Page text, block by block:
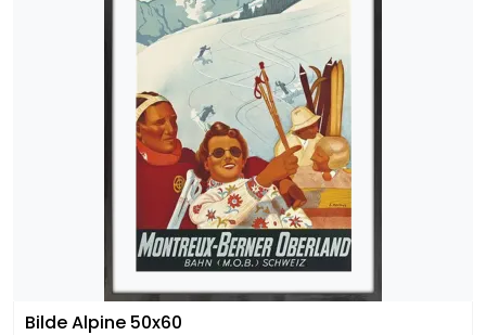
Bilde Alpine 50x60